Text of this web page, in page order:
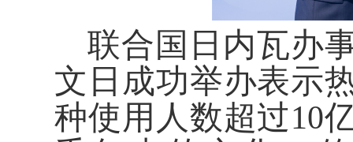
联合国日内瓦办
文日成功举办表示
种使用人数超过10